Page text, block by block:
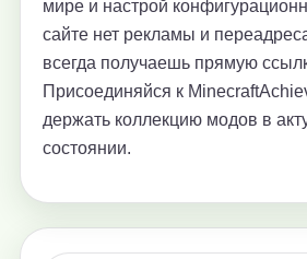
мире и настрой
сайте нет рекламы и
всегда получаешь прямую
Присоединяйся к
держать коллекцию модов в
состоянии.